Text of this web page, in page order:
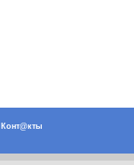
Конт@кты